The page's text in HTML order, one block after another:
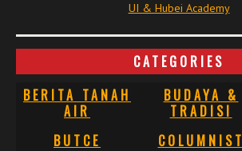
UI & Hubei Academy
CATEGORIES
BERITA TANAH
AIR
BUDAYA &
TRADISI
BUTCE
COLUMNIST